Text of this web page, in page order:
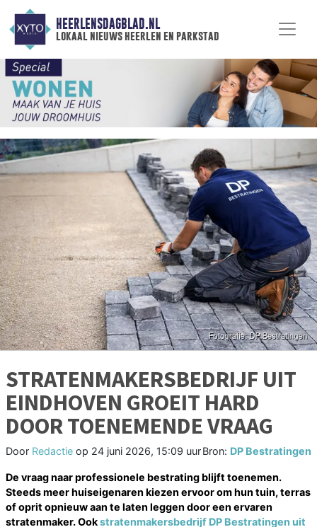
HEERLENSDAGBLAD.NL
lokaal nieuws heerlen en parkstad
STRATENMAKERSBEDRIJF UIT
EINDHOVEN GROEIT HARD
DOOR TOENEMENDE VRAAG
Door Redactie op 24 juni 2026, 15:09 uurBron: DP Bestratingen
De vraag naar professionele bestrating blijft toenemen.
Steeds meer huiseigenaren kiezen ervoor om hun tuin, terras
of oprit opnieuw aan te laten leggen door een ervaren
stratenmaker. Ookstratenmakersbedrijf DP Bestratingen uit